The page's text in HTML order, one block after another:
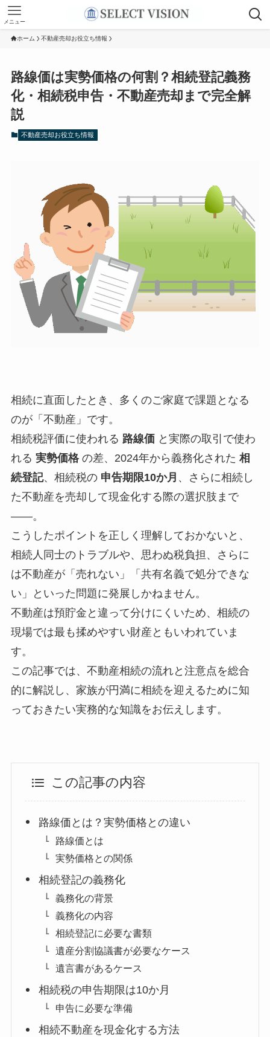
メニュー
ホーム 不動産売却お役立ち情報
路線価は実勢価格の何割？相続登記義務
化・相続税申告・不動産売却まで完全解
説
不動産売却お役立ち情報
相続に直面したとき、多くのご家庭で課題となる
のが「不動産」です。
相続税評価に使われる 路線価と実際の取引で使わ
れる 実勢価格の差、2024年から義務化された 相
続登記、相続税の 申告期限10か月 、さらに相続し
た不動産を売却して現金化する際の選択肢まで
――。
こうしたポイントを正しく理解しておかないと、
相続人同士のトラブルや、思わぬ税負担、さらに
は不動産が「売れない」「共有名義で処分できな
い」といった問題に発展しかねません。
不動産は預貯金と違って分けにくいため、相続の
現場では最も揉めやすい財産ともいわれていま
す。
この記事では、不動産相続の流れと注意点を総合
的に解説し、家族が円満に相続を迎えるために知
っておきたい実務的な知識をお伝えします。
この記事の内容
路線価とは？実勢価格との違い
路線価とは
実勢価格との関係
相続登記の義務化
義務化の背景
義務化の内容
相続登記に必要な書類
遺産分割協議書が必要なケース
遺言書があるケース
相続税の申告期限は10か月
申告に必要な準備
相続不動産を現金化する方法